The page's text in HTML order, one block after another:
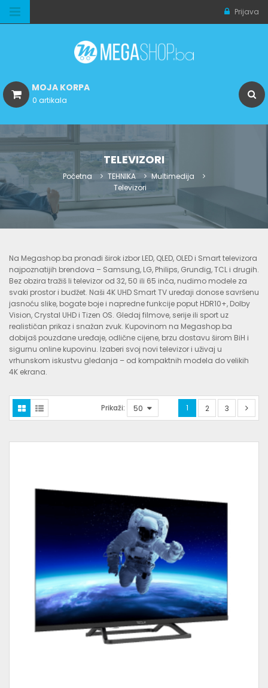
Prijava
MOJA KORPA
0 artikala
TELEVIZORI
Početna TEHNIKA
Multimedija
Televizori
Na Megashop.ba pronađi širok izbor LED, QLED, OLED i Smart televizora
najpoznatijih brendova – Samsung, LG, Philips, Grundig, TCL i drugih.
Bez obzira tražiš li televizor od 32, 50 ili 65 inča, nudimo modele za
svaki prostor i budžet. Naši 4K UHD Smart TV uređaji donose savršenu
jasnoću slike, bogate boje i napredne funkcije poput HDR10+, Dolby
Vision, Crystal UHD i Tizen OS. Gledaj filmove, serije ili sport uz
realističan prikaz i snažan zvuk. Kupovinom na Megashop.ba
dobijaš pouzdane uređaje, odlične cijene, brzu dostavu širom BiH i
sigurnu online kupovinu. Izaberi svoj novi televizor i uživaj u
vrhunskom iskustvu gledanja – od kompaktnih modela do velikih
4K ekrana.
Prikaži: 1 2 3